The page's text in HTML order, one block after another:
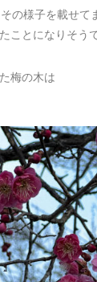
の様子を載せて
ことになりそう
梅の木は